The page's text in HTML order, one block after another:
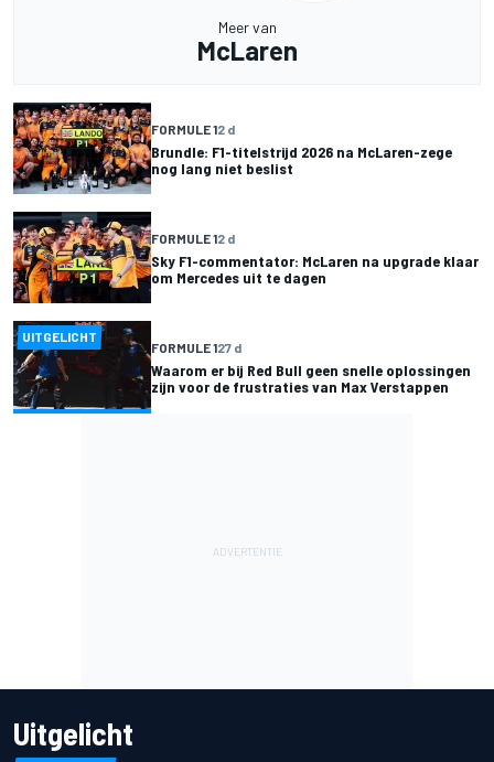
Meer van
McLaren
FORMULE 12 d
Brundle: F1-titelstrijd 2026 na McLaren-zege
nog lang niet beslist
FORMULE 12 d
Sky F1-commentator: McLaren na upgrade klaar
om Mercedes uit te dagen
UITGELICHT
FORMULE 127 d
Waarom er bij Red Bull geen snelle oplossingen
zijn voor de frustraties van Max Verstappen
Uitgelicht